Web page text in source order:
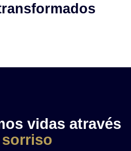
vidas através
sorriso